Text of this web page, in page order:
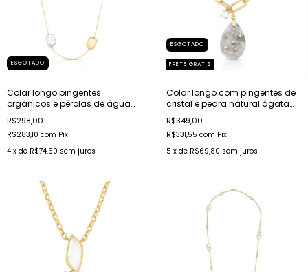
ESGOTADO
Colar longo pingentes
orgânicos e pérolas de água
doce banhado a ouro
R$298,00
R$283,10 com Pix
4 x de R$74,50 sem juros
ESGOTADO
FRETE GRÁTIS
Colar longo com pingentes de
cristal e pedra natural ágata
banhado a ouro
R$349,00
R$331,55 com Pix
5 x de R$69,80 sem juros